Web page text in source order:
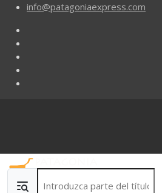
info@patagoniaexpress.com